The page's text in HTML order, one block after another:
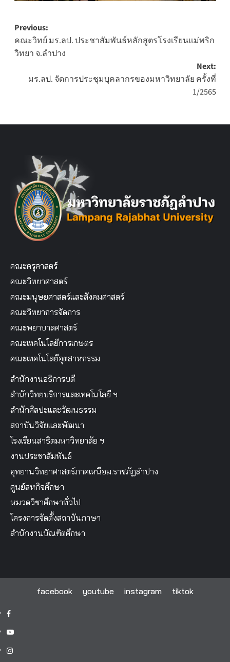
Post
navigation
Previous:
คณะวิทย์ มร.ลป. ประชาสัมพันธ์หลักสูตรโรงเรียนแม่พริก
วิทยา จ.ลำปาง
Next:
มร.ลป. จัดการประชุมบุคลากรของมหาวิทยาลัย ครั้งที่
1/2565
คณะครุศาสตร์
คณะวิทยาศาสตร์
คณะมนุษยศาสตร์และสังคมศาสตร์
คณะวิทยาการจัดการ
คณะพยาบาลศาสตร์
คณะเทคโนโลยีการเกษตร
คณะเทคโนโลยีอุตสาหกรรม
สำนักงานอธิการบดี
สำนักวิทยบริการและเทคโนโลยี ฯ
สำนักศิลปะและวัฒนธรรม
สถาบันวิจัยและพัฒนา
โรงเรียนสาธิตมหาวิทยาลัย ฯ
งานประชาสัมพันธ์
อุทยานวิทยาศาสตร์ภาคเหนือม.ราชภัฏลำปาง
ศูนย์สหกิจศึกษา
หมวดวิชาศึกษาทั่วไป
โครงการจัดตั้งสถาบันภาษา
สำนักงานบัณฑิตศึกษา
facebook youtube instagram tiktok
facebook
youtube
instagram